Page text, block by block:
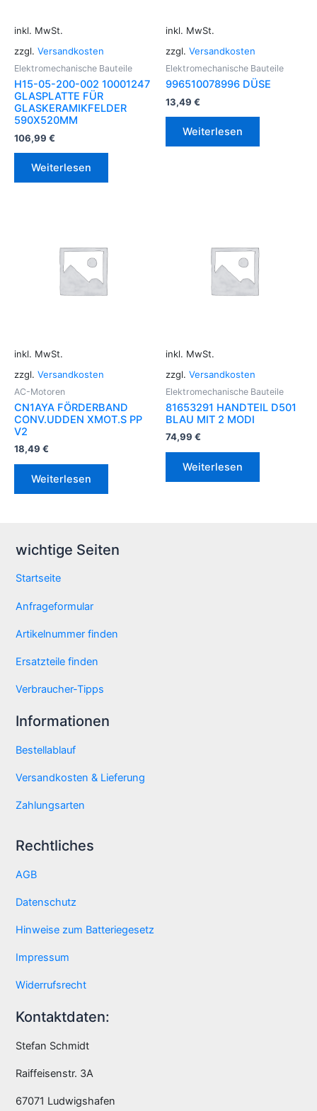
inkl. MwSt.
zzgl. Versandkosten
Elektromechanische Bauteile
H15-05-200-002 10001247
GLASPLATTE FÜR
GLASKERAMIKFELDER
590X520MM
106,99 €
Weiterlesen
inkl. MwSt.
zzgl. Versandkosten
Elektromechanische Bauteile
996510078996 DÜSE
13,49 €
Weiterlesen
inkl. MwSt.
zzgl. Versandkosten
AC-Motoren
CN1AYA FÖRDERBAND
CONV.UDDEN XMOT.S PP
V2
18,49 €
Weiterlesen
inkl. MwSt.
zzgl. Versandkosten
Elektromechanische Bauteile
81653291 HANDTEIL D501
BLAU MIT 2 MODI
74,99 €
Weiterlesen
wichtige Seiten
Startseite
Anfrageformular
Artikelnummer finden
Ersatzteile finden
Verbraucher-Tipps
Informationen
Bestellablauf
Versandkosten & Lieferung
Zahlungsarten
Rechtliches
AGB
Datenschutz
Hinweise zum Batteriegesetz
Impressum
Widerrufsrecht
Kontaktdaten:
Stefan Schmidt
Raiffeisenstr. 3A
67071 Ludwigshafen